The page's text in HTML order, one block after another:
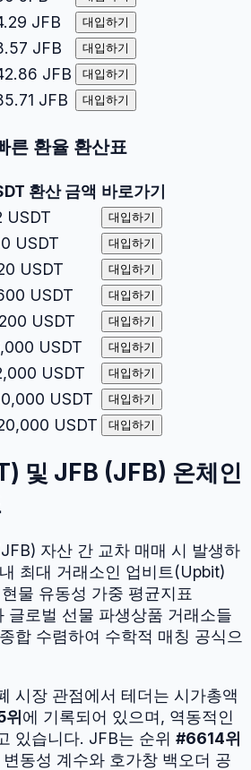
JFB 대입하기
JFB 대입하기
JFB 대입하기
JFB 대입하기
른 환율 환산표
환산 금액 바로가기
USDT 대입하기
USDT 대입하기
USDT 대입하기
USDT 대입하기
USDT 대입하기
USDT 대입하기
USDT 대입하기
USDT 대입하기
USDT 대입하기
) 및 JFB (JFB) 온체인
JFB) 자산 간 교차 매매 시 발생하
최대 거래소인 업비트(Upbit)
물 유동성 가중 평균지표
글로벌 선물 파생상품 거래소들
합 수렴하여 수학적 매칭 공식으
시장 관점에서 테더는 시가총액
위에 기록되어 있으며, 역동적인
있습니다. JFB는 순위 #6614위
동성 계수와 호가창 백오더 공